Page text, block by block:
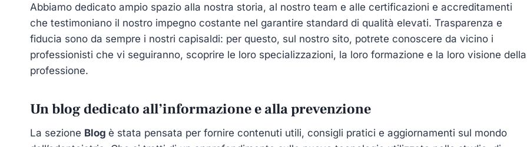
Abbiamo dedicato ampio spazio alla nostra storia, al nostro team e alle certificazioni e accreditamenti
che testimoniano il nostro impegno costante nel garantire standard di qualità elevati. Trasparenza e
fiducia sono da sempre i nostri capisaldi: per questo, sul nostro sito, potrete conoscere da vicino i
professionisti che vi seguiranno, scoprire le loro specializzazioni, la loro formazione e la loro visione della
professione.
Un blog dedicato all’informazione e alla prevenzione
La sezione Blog è stata pensata per fornire contenuti utili, consigli pratici e aggiornamenti sul mondo